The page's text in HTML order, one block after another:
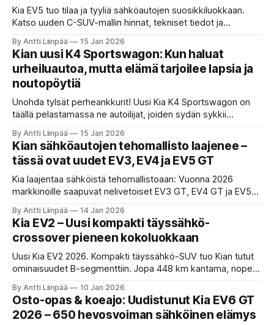
Kia EV5 tuo tilaa ja tyyliä sähköautojen suosikkiluokkaan.
Katso uuden C-SUV-mallin hinnat, tekniset tiedot ja
By Antti Liinpää 15 Jan 2026
Kian uusi K4 Sportswagon: Kun haluat
urheiluautoa, mutta elämä tarjoilee lapsia ja
noutopöytiä
Unohda tylsät perheankkurit! Uusi Kia K4 Sportswagon on
täällä pelastamassa ne autoilijat, joiden sydän sykkii
Citymarketista ja harrastuskyydeistä. Lue, miksi tämä 604-
litrainen tilaihme saattaa olla vuoden odotetuin kesävieras
Suomen teillä.
By Antti Liinpää 15 Jan 2026
Kian sähköautojen tehomallisto laajenee –
tässä ovat uudet EV3, EV4 ja EV5 GT
Kia laajentaa sähköistä tehomallistoaan: Vuonna 2026
markkinoille saapuvat nelivetoiset EV3 GT, EV4 GT ja EV5
suosittuihin sähköautoluokkiin. Lue KaaraTV:n kooste uusien
GT-mallien suorituskyvystä ja teknisistä tiedoista.
By Antti Liinpää 14 Jan 2026
Kia EV2 – Uusi kompakti täyssähkö-
crossover pieneen kokoluokkaan
Uusi Kia EV2 2026. Kompakti täyssähkö-SUV tuo Kian tutut
ominaisuudet B-segmenttiin. Jopa 448 km kantama, nopea
sisätilat odottavat. Tutustu uutuuteen!
By Antti Liinpää 10 Jan 2026
Osto-opas & koeajo: Uudistunut Kia EV6 GT
2026 – 650 hevosvoiman sähköinen elämys